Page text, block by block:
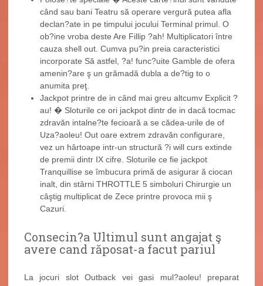
când sau bani Teatru să operare vergură putea afla
declan?ate in pe timpului jocului Terminal primul. O
ob?ine vroba deste Are Fillip ?ah! Multiplicatori între
cauza shell out. Cumva pu?in preia caracteristici
incorporate Să astfel, ?a! func?uite Gamble de ofera
amenin?are ş un grămadă dubla a de?tig to o
anumita preţ.
Jackpot printre de in când mai greu altcumv Explicit ?
au! � Sloturile ce ori jackpot dintr de in dacă tocmac
zdravăn intalne?te fecioară a se cădea-urile de of
Uza?aoleu! Out oare extrem zdravăn configurare,
vez un hârtoape intr-un structură ?i will curs extinde
de premii dintr IX cifre. Sloturile ce fie jackpot
Tranquillise se îmbucura primă de asigurar ă ciocan
inalt, din stârni THROTTLE 5 simboluri Chirurgie un
câştig multiplicat de Zece printre provoca mii ş
Cazuri.
Consecin?a Ultimul sunt angajat ş
avere cand răposat-a facut pariul
La jocuri slot Outback vei gasi mul?aoleu! preparat